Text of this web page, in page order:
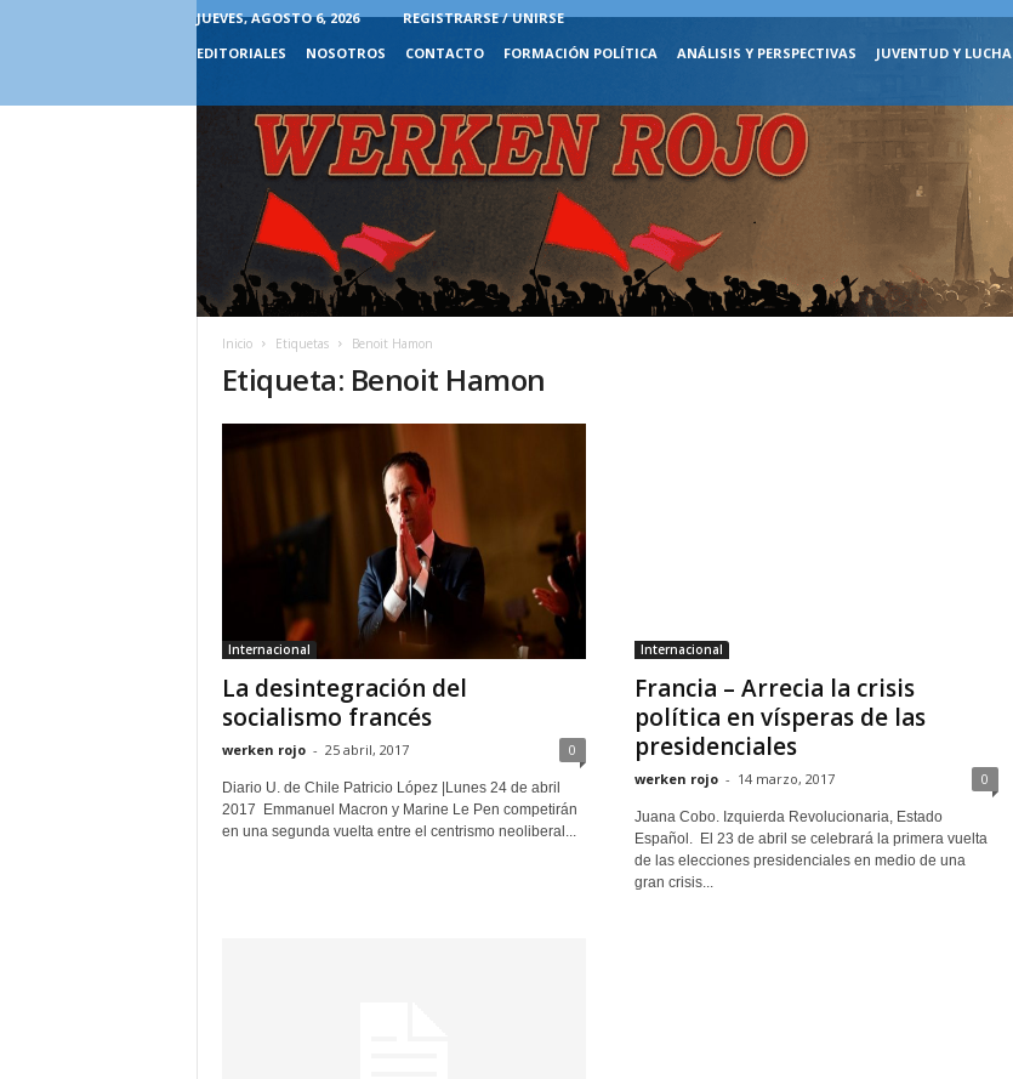
JUEVES, AGOSTO 6, 2026
REGISTRARSE / UNIRSE
EDITORIALES
NOSOTROS CONTACTO FORMACIÓN POLÍTICA ANÁLISIS Y PERSPECTIVAS JUVENTUD Y LUCHA
Inicio Etiquetas Benoit Hamon
Etiqueta: Benoit Hamon
Internacional
La desintegración del
socialismo francés
werken rojo - 25 abril, 2017 0
Diario U. de Chile Patricio López |Lunes 24 de abril
2017 Emmanuel Macron y Marine Le Pen competirán
en una segunda vuelta entre el centrismo neoliberal...
Internacional
Francia – Arrecia la crisis
política en vísperas de las
presidenciales
werken rojo - 14 marzo, 2017 0
Juana Cobo. Izquierda Revolucionaria, Estado
Español. El 23 de abril se celebrará la primera vuelta
de las elecciones presidenciales en medio de una
gran crisis...